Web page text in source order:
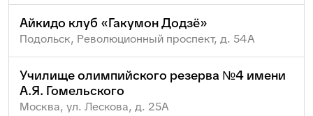
Айкидо клуб «Гакумон Додзё»
Подольск, Революционный проспект, д. 54А
Училище олимпийского резерва №4 имени
А.Я. Гомельского
Москва, ул. Лескова, д. 25А